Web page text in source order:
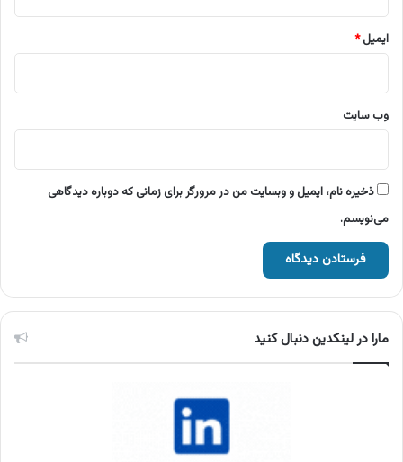
ایمیل*
وب‌ سایت
ذخیره نام، ایمیل و وبسایت من در مرورگر برای زمانی که دوباره دیدگاهی
می‌نویسم.
مارا در لینکدین دنبال کنید